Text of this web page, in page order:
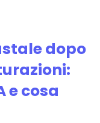
dopo
e cosa